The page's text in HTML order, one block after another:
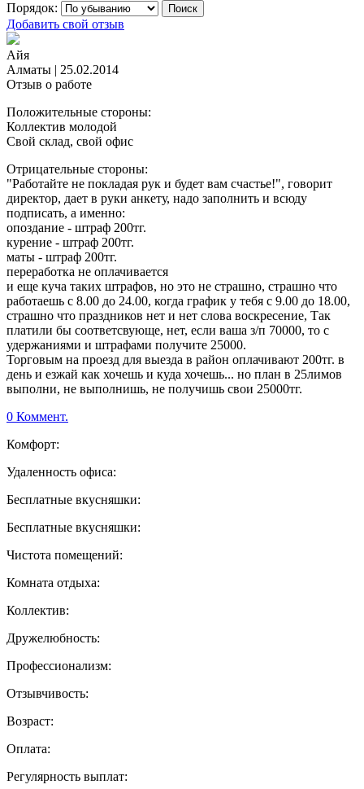
Порядок:
Добавить свой отзыв
Айя
Алматы | 25.02.2014
Отзыв о работе
Положительные стороны:
Коллектив молодой
Свой склад, свой офис
Отрицательные стороны:
"Работайте не покладая рук и будет вам счастье!", говорит
директор, дает в руки анкету, надо заполнить и всюду
подписать, а именно:
опоздание - штраф 200тг.
курение - штраф 200тг.
маты - штраф 200тг.
переработка не оплачивается
и еще куча таких штрафов, но это не страшно, страшно что
работаешь с 8.00 до 24.00, когда график у тебя с 9.00 до 18.00,
страшно что праздников нет и нет слова воскресение, Так
платили бы соответсвующе, нет, если ваша з/п 70000, то с
удержаниями и штрафами получите 25000.
Торговым на проезд для выезда в район оплачивают 200тг. в
день и езжай как хочешь и куда хочешь... но план в 25лимов
выполни, не выполнишь, не получишь свои 25000тг.
0 Коммент.
Комфорт:
Удаленность офиса:
Бесплатные вкусняшки:
Бесплатные вкусняшки:
Чистота помещений:
Комната отдыха:
Коллектив:
Дружелюбность:
Профессионализм:
Отзывчивость:
Возраст:
Оплата:
Регулярность выплат: